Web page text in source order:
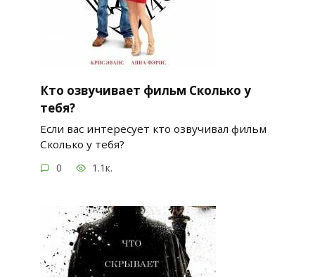
Кто озвучивает фильм Сколько у
тебя?
Если вас интересует кто озвучивал фильм
Сколько у тебя?
0 1.1к.